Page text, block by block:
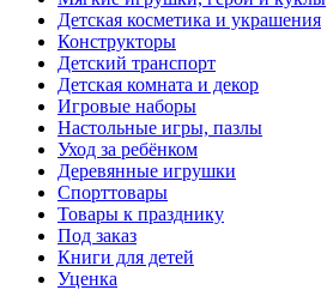
Детская косметика и украшения
Конструкторы
Детский транспорт
Детская комната и декор
Игровые наборы
Настольные игры, пазлы
Уход за ребёнком
Деревянные игрушки
Спорттовары
Товары к празднику
Под заказ
Книги для детей
Уценка